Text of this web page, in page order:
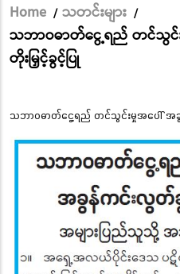
Breadcrumb
Home / သတင်းများ /
သဘာဝဓာတ်ငွေ့ရည် တင်သွင်
တိုးမြှင့်ခွင့်ပြု
သဘာဝဓာတ်ငွေ့ရည် တင်သွင်းမှုအပေါ် အ